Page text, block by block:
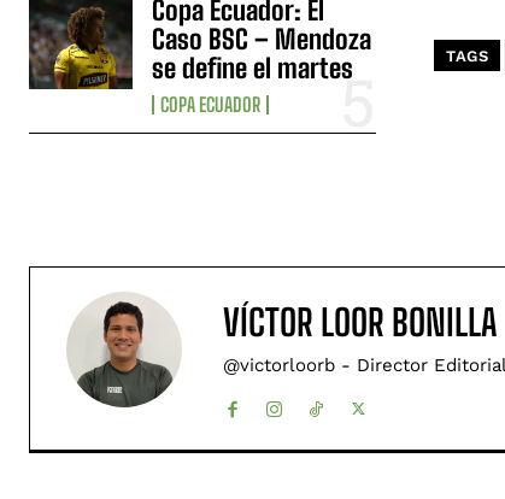
Copa Ecuador: El
Caso BSC – Mendoza
se define el martes
COPA ECUADOR
TAGS
VÍCTOR LOOR BONILLA
@victorloorb - Director